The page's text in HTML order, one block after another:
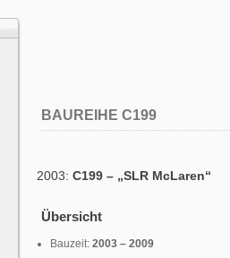
BAUREIHE C199
2003: C199 – „SLR McLaren“
Übersicht
Bauzeit: 2003 – 2009